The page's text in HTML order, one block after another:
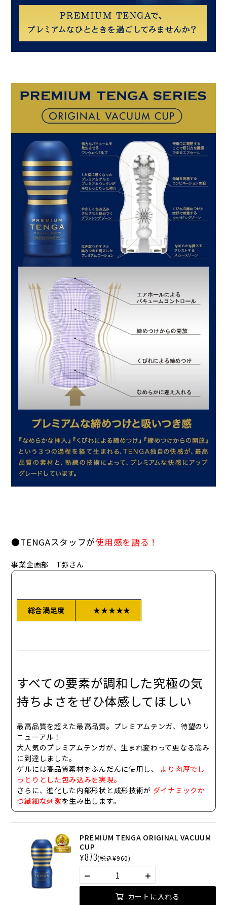
●TENGAスタッフが使用感を語る！
事業企画部 T弥さん
総合満足度 ★★★★★
すべての要素が調和した究極の気
持ちよさをぜひ体感してほしい
最高品質を超えた最高品質。プレミアムテンガ、待望のリ
ニューアル！
大人気のプレミアムテンガが、 生まれ変わって更なる高み
に到達 しました。
ゲルには高品質素材をふんだんに使用し、 より肉厚でし
っとりとした包み込みを実現。
さらに、進化した内部形状と成形技術が ダイナミックか
つ繊細な刺激を生み出します。
PREMIUM TENGA ORIGINAL VACUUM
CUP
¥873(税込¥960)
カートに入れる